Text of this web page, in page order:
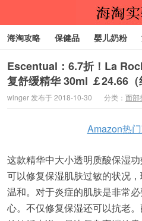
海淘实
海淘攻略 保健品 婴儿奶粉
代购服务
Escentual：6.7折！La
复舒缓精华 30ml ￡24.66（
winger 发布于 2018-10-30 分类： 面部
Amazon热
这款精华中大小透明质酸保湿
可以修复保湿肌肤过敏的状况
温和。对于炎症的肌肤是非常
心。不仅修复保湿还可以抗老